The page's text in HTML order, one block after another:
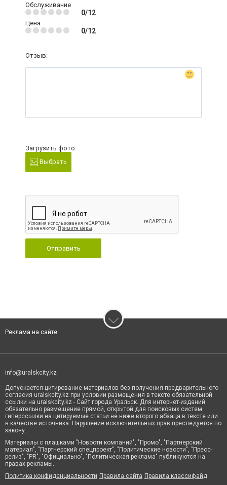
Обслуживание
0/12
Цена
0/12
Отзыв:
Загрузить фото:
Выбрать
Отправить
Реклама на сайте
info@uralskcity.kz
Допускается цитирование материалов без получения предварительного
согласия uralskcity.kz при условии размещения в тексте обязательной
ссылки на uralskcity.kz - Сайт города Уральск. Для интернет-изданий
обязательно размещение прямой, открытой для поисковых систем
гиперссылки на цитируемые статьи не ниже второго абзаца в тексте или
в качестве источника. Нарушение исключительных прав преследуется по
закону.
Материалы с плашками "Новости компаний", "Промо", "Партнерский
материал", "Партнерский спецпроект", "Политические новости", "Пресс-
релиз", "PR", "Официально", "Политическая реклама" публикуются на
правах рекламы.
Политика конфиденциальности Правила сайта Правила классифайд